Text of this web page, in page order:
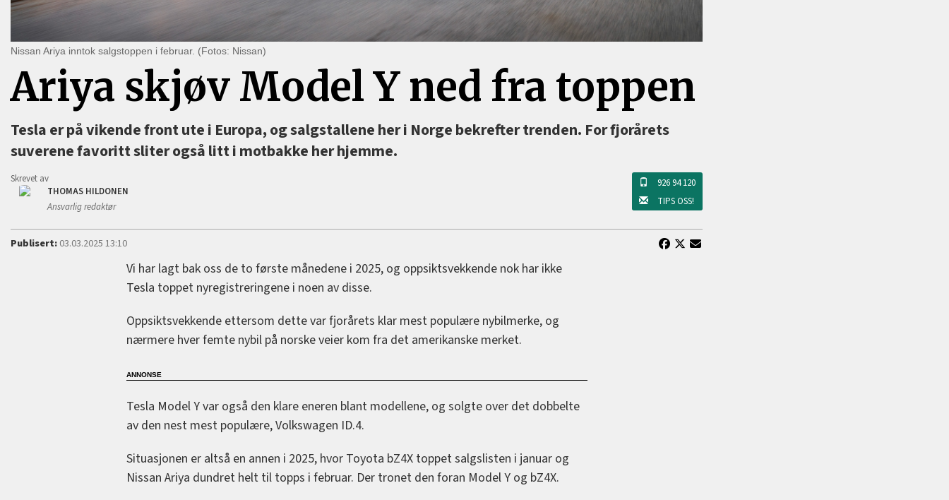
Nissan Ariya inntok salgstoppen i februar. (Fotos: Nissan)
Ariya skjøv Model Y ned fra toppen
Tesla er på vikende front ute i Europa, og salgstallene her i Norge bekrefter trenden. For fjorårets
suverene favoritt sliter også litt i motbakke her hjemme.
Skrevet av
THOMAS HILDONEN
Ansvarlig redaktør
926 94 120
TIPS OSS!
Publisert:03.03.2025 13:10
Vi har lagt bak oss de to første månedene i 2025, og oppsiktsvekkende nok har ikke
Tesla toppet nyregistreringene i noen av disse.
Oppsiktsvekkende ettersom dette var fjorårets klar mest populære nybilmerke, og
nærmere hver femte nybil på norske veier kom fra det amerikanske merket.
Tesla Model Y var også den klare eneren blant modellene, og solgte over det dobbelte
av den nest mest populære, Volkswagen ID.4.
Situasjonen er altså en annen i 2025, hvor Toyota bZ4X toppet salgslisten i januar og
Nissan Ariya dundret helt til topps i februar. Der tronet den foran Model Y og bZ4X.